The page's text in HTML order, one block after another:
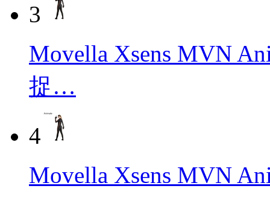
3
Movella Xsens MVN
捉…
4
Movella Xsens MVN